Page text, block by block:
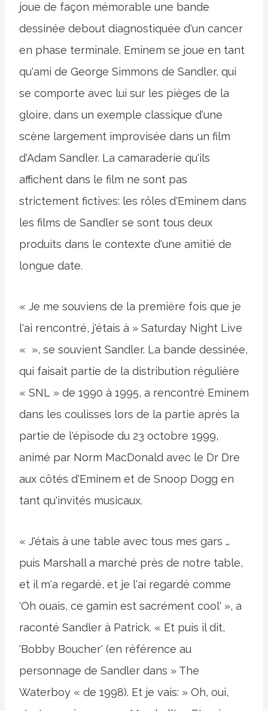
joue de façon mémorable une bande
dessinée debout diagnostiquée d'un cancer
en phase terminale. Eminem se joue en tant
qu'ami de George Simmons de Sandler, qui
se comporte avec lui sur les pièges de la
gloire, dans un exemple classique d'une
scène largement improvisée dans un film
d'Adam Sandler. La camaraderie qu'ils
affichent dans le film ne sont pas
strictement fictives: les rôles d'Eminem dans
les films de Sandler se sont tous deux
produits dans le contexte d'une amitié de
longue date.
« Je me souviens de la première fois que je
l'ai rencontré, j'étais à » Saturday Night Live
« », se souvient Sandler. La bande dessinée,
qui faisait partie de la distribution régulière
« SNL » de 1990 à 1995, a rencontré Eminem
dans les coulisses lors de la partie après la
partie de l'épisode du 23 octobre 1999,
animé par Norm MacDonald avec le Dr Dre
aux côtés d'Eminem et de Snoop Dogg en
tant qu'invités musicaux.
« J'étais à une table avec tous mes gars …
puis Marshall a marché près de notre table,
et il m'a regardé, et je l'ai regardé comme
'Oh ouais, ce gamin est sacrément cool' », a
raconté Sandler à Patrick. « Et puis il dit,
'Bobby Boucher' (en référence au
personnage de Sandler dans » The
Waterboy « de 1998). Et je vais: » Oh, oui,